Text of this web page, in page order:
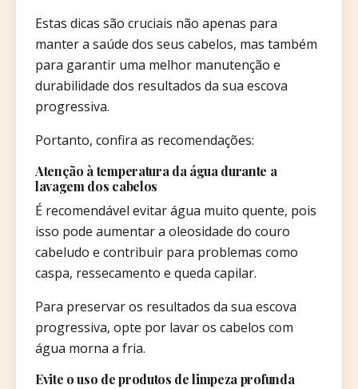
Estas dicas são cruciais não apenas para
manter a saúde dos seus cabelos, mas também
para garantir uma melhor manutenção e
durabilidade dos resultados da sua escova
progressiva.
Portanto, confira as recomendações:
Atenção à temperatura da água durante a
lavagem dos cabelos
É recomendável evitar água muito quente, pois
isso pode aumentar a oleosidade do couro
cabeludo e contribuir para problemas como
caspa, ressecamento e queda capilar.
Para preservar os resultados da sua escova
progressiva, opte por lavar os cabelos com
água morna a fria.
Evite o uso de produtos de limpeza profunda